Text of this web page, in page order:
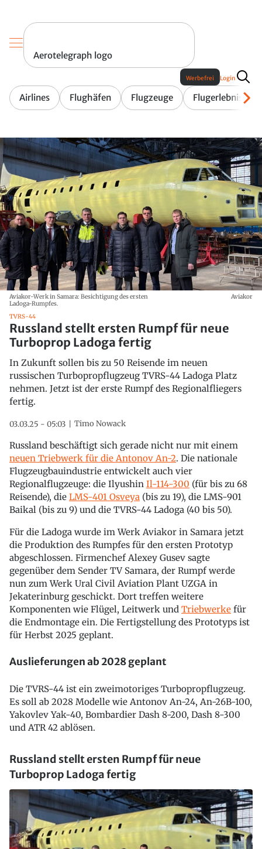
Aerotelegraph logo
Airlines Flughäfen Flugzeuge Flugerlebnis
Werbefrei Login
Aviakor-Werk in Samara: Besichtigung des ersten
Ladoga-Rumpfes.
Aviakor
TVRS-44
Russland stellt ersten Rumpf für neue
Turboprop Ladoga fertig
In Zukunft sollen bis zu 50 Reisende im neuen
russischen Turbopropflugzeug TVRS-44 Ladoga Platz
nehmen. Jetzt ist der erste Rumpf des Regionalfliegers
fertig.
03.03.25 - 05:03 Timo Nowack
Russland beschäftigt sich gerade nicht nur mit einem
neuen Triebwerk für die Antonov An-2. Die nationale
Flugzeugbauindustrie entwickelt auch vier
Regionalflugzeuge: die Ilyushin Il-114-300 (für bis zu 68
Reisende), die LMS-401 Osveya (bis zu 19), die LMS-901
Baikal (bis zu 9) und die TVRS-44 Ladoga (40 bis 50).
Für die Ladoga wurde im Werk Aviakor in Samara jetzt
die Produktion des Rumpfes für den ersten Prototyp
abgeschlossen. Firmenchef Alexey Gusev sagte
gegenüber dem Sender TV Samara, der Rumpf werde
nun zum Werk Ural Civil Aviation Plant UZGA in
Jekaterinburg geschickt. Dort treffen weitere
Komponenten wie Flügel, Leitwerk und Triebwerke für
die Endmontage ein. Die Fertigstellung des Prototyps ist
für Herbst 2025 geplant.
Auslieferungen ab 2028 geplant
Die TVRS-44 ist ein zweimotoriges Turbopropflugzeug.
Es soll ab 2028 Modelle wie Antonov An-24, An-26B-100,
Yakovlev Yak-40, Bombardier Dash 8-200, Dash 8-300
und ATR 42 ablösen.
Russland stellt ersten Rumpf für neue
Turboprop Ladoga fertig